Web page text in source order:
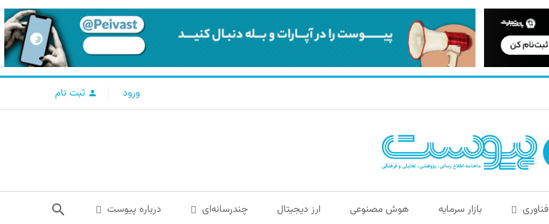
ورود ثبت نام
فناوری بازار سرمایه هوش مصنوعی ارز دیجیتال چندرسانه‌ای درباره پیوست